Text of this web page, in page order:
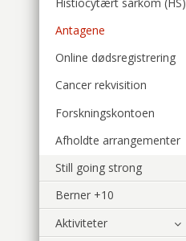
Antagene
Online dødsregistrering
Cancer rekvisition
Forskningskontoen
Afholdte arrangementer
Still going strong
Berner +10
Aktiviteter